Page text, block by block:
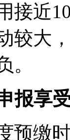
接近
较大
。
享受
缴时